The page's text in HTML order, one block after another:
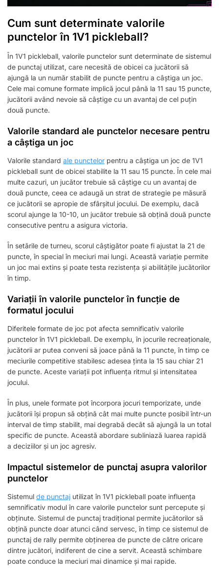
Cum sunt determinate valorile
punctelor în 1V1 pickleball?
În 1V1 pickleball, valorile punctelor sunt determinate de sistemul
de punctaj utilizat, care necesită de obicei ca jucătorii să
ajungă la un număr stabilit de puncte pentru a câștiga un joc.
Cele mai comune formate implică jocul până la 11 sau 15 puncte,
jucătorii având nevoie să câștige cu un avantaj de cel puțin
două puncte.
Valorile standard ale punctelor necesare pentru
a câștiga un joc
Valorile standard ale punctelor pentru a câștiga un joc de 1V1
pickleball sunt de obicei stabilite la 11 sau 15 puncte. În cele mai
multe cazuri, un jucător trebuie să câștige cu un avantaj de
două puncte, ceea ce adaugă un strat de strategie pe măsură
ce jucătorii se apropie de sfârșitul jocului. De exemplu, dacă
scorul ajunge la 10-10, un jucător trebuie să obțină două puncte
consecutive pentru a asigura victoria.
În setările de turneu, scorul câștigător poate fi ajustat la 21 de
puncte, în special în meciuri mai lungi. Această variație permite
un joc mai extins și poate testa rezistența și abilitățile jucătorilor
în timp.
Variații în valorile punctelor în funcție de
formatul jocului
Diferitele formate de joc pot afecta semnificativ valorile
punctelor în 1V1 pickleball. De exemplu, în jocurile recreaționale,
jucătorii ar putea conveni să joace până la 11 puncte, în timp ce
meciurile competitive stabilesc adesea ținta la 15 sau chiar 21
de puncte. Aceste variații pot influența ritmul și intensitatea
jocului.
În plus, unele formate pot încorpora jocuri temporizate, unde
jucătorii își propun să obțină cât mai multe puncte posibil într-un
interval de timp stabilit, mai degrabă decât să ajungă la un total
specific de puncte. Această abordare subliniază luarea rapidă
a deciziilor și un joc agresiv.
Impactul sistemelor de punctaj asupra valorilor
punctelor
Sistemul de punctaj utilizat în 1V1 pickleball poate influența
semnificativ modul în care valorile punctelor sunt percepute și
obținute. Sistemul de punctaj tradițional permite jucătorilor să
obțină puncte doar atunci când servesc, în timp ce sistemul de
punctaj de rally permite obținerea de puncte de către oricare
dintre jucători, indiferent de cine a servit. Această schimbare
poate conduce la meciuri mai dinamice și mai rapide.